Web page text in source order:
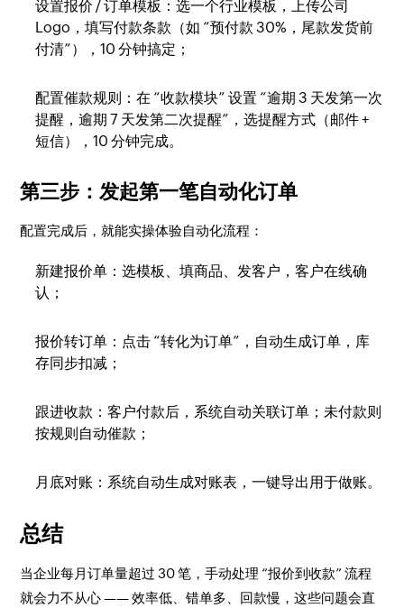
设置报价 / 订单模板：选一个行业模板，上传公司
Logo，填写付款条款（如 “预付款 30%，尾款发货前
付清”），10 分钟搞定；​
配置催款规则：在 “收款模块” 设置 “逾期 3 天发第一次
提醒，逾期 7 天发第二次提醒”，选提醒方式（邮件 +
短信），10 分钟完成。​
第三步：发起第一笔自动化订单​
配置完成后，就能实操体验自动化流程：​
新建报价单：选模板、填商品、发客户，客户在线确
认；​
报价转订单：点击 “转化为订单”，自动生成订单，库
存同步扣减；​
跟进收款：客户付款后，系统自动关联订单；未付款则
按规则自动催款；​
月底对账：系统自动生成对账表，一键导出用于做账。​
总结
当企业每月订单量超过 30 笔，手动处理 “报价到收款” 流程
就会力不从心 —— 效率低、错单多、回款慢，这些问题会直